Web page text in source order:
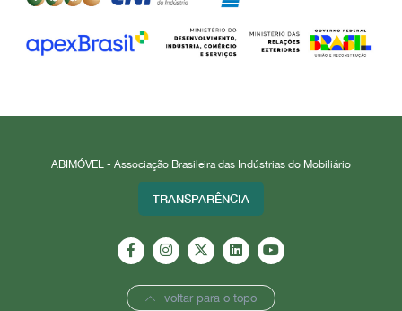
ABIMÓVEL - Associação Brasileira das Indústrias do Mobiliário
TRANSPARÊNCIA
voltar para o topo